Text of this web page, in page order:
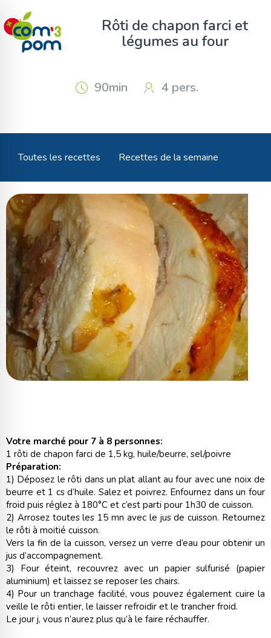
Rôti de chapon farci et
légumes au four
90min 4 pers.
Toutes les recettes Recettes de la semaine
Votre marché pour 7 à 8 personnes:
1 rôti de chapon farci de 1,5 kg, huile/beurre, sel/poivre
Préparation:
1) Déposez le rôti dans un plat allant au four avec une noix de
beurre et 1 cs d’huile. Salez et poivrez. Enfournez dans un four
froid puis réglez à 180°C et c’est parti pour 1h30 de cuisson.
2) Arrosez toutes les 15 mn avec le jus de cuisson. Retournez
le rôti à moitié cuisson.
Vers la fin de la cuisson, versez un verre d’eau pour obtenir un
jus d’accompagnement.
3) Four éteint, recouvrez avec un papier sulfurisé (papier
aluminium) et laissez se reposer les chairs.
4) Pour un tranchage facilité, vous pouvez également cuire la
veille le rôti entier, le laisser refroidir et le trancher froid.
Le jour j, vous n’aurez plus qu’à le faire réchauffer.